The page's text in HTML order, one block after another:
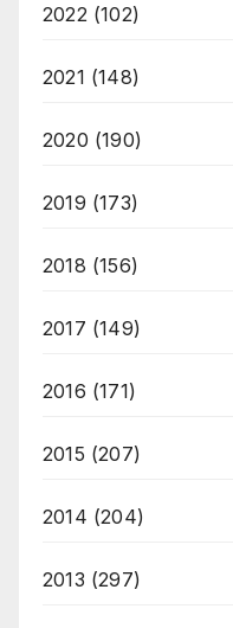
2022 (102)
2021 (148)
2020 (190)
2019 (173)
2018 (156)
2017 (149)
2016 (171)
2015 (207)
2014 (204)
2013 (297)